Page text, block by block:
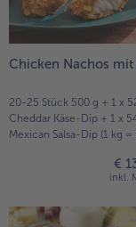
alle
Obst
Brot &
alle Süße
Wein
alle
alle
Chicken Nachos mit
20-25 Stück 500 g + 1 x
Cheddar Käse-Dip + 1 x
Mexican Salsa-Dip (1 kg =
€
inkl.